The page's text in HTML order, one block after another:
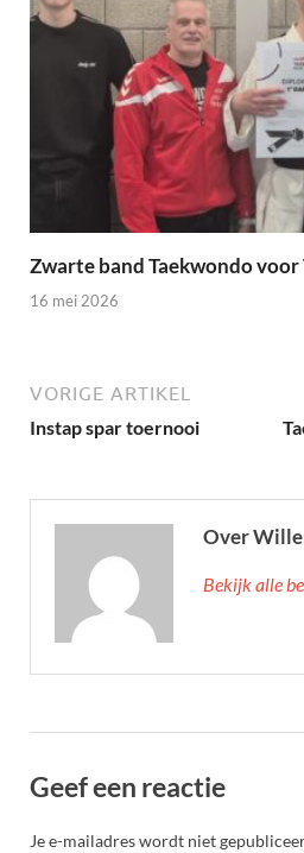
Zwarte band Taekwondo voor
16 mei 2026
VORIGE ARTIKEL
Instap spar toernooi
Over
Bekijk alle
Geef een reactie
Je e-mailadres wordt niet